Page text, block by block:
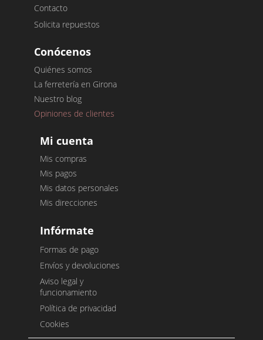
Contacto
Solicita repuestos
Conócenos
Quiénes somos
La ferretería en Girona
Nuestro blog
Opiniones de clientes
Mi cuenta
Mis compras
Mis pagos
Mis datos personales
Mis direcciones
Infórmate
Formas de pago
Envíos y devoluciones
Aviso legal y
funcionamiento
Política de privacidad
Cookies